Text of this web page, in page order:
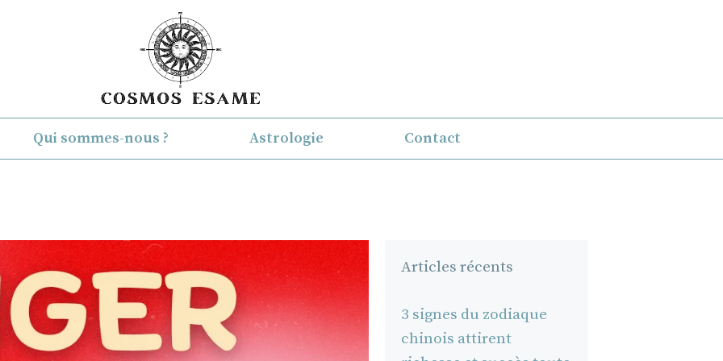
Qui sommes-nous ? Astrologie Contact
Articles récents
3 signes du zodiaque
chinois attirent